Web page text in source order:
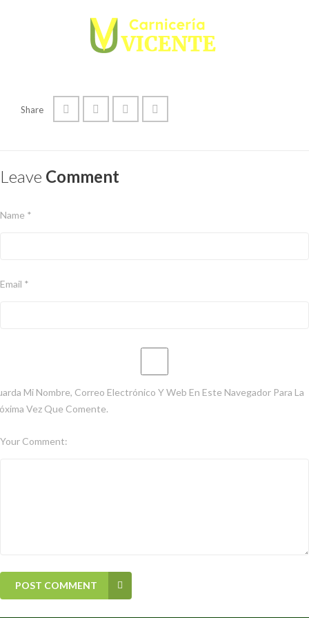
Share
Leave Comment
Name *
Email *
Mi Nombre, Correo Electrónico Y Web En Este Navegador Para La
Vez Que Comente.
Your Comment:
POST COMMENT